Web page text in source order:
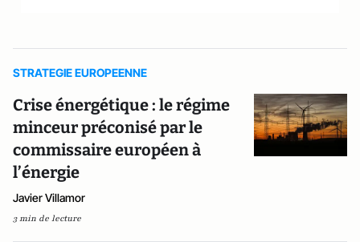
STRATEGIE EUROPEENNE
Crise énergétique : le régime
minceur préconisé par le
commissaire européen à
l’énergie
Javier Villamor
3 min de lecture